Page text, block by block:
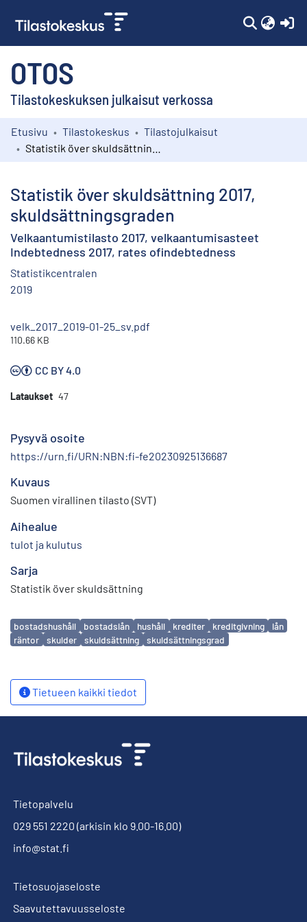
OTOS
Tilastokeskuksen julkaisut verkossa
Kokoelmat
Etusivu Tilastokeskus
Tilastojulkaisut
Statistik över skuldsättning 2017,
skuldsättningsgraden
Velkaantumistilasto 2017, velkaantumisasteet
Indebtedness 2017, rates ofindebtedness
Statistikcentralen
2019
velk_2017_2019-01-25_sv.pdf
110.66 KB
CC BY 4.0
Lataukset 47
Pysyvä osoite
https://urn.fi/URN:NBN:fi-fe20230925136687
Kuvaus
Suomen virallinen tilasto (SVT)
Aihealue
tulot ja kulutus
Sarja
Statistik över skuldsättning
Avainsanat
bostadshushåll bostadslån hushåll krediter kreditgivning
lån
räntor
skulder skuldsättning skuldsättningsgrad
Tietueen kaikki tiedot
Tietopalvelu
029 551 2220 (arkisin klo 9.00-16.00)
info@stat.fi
Tietosuojaseloste
Saavutettavuusseloste